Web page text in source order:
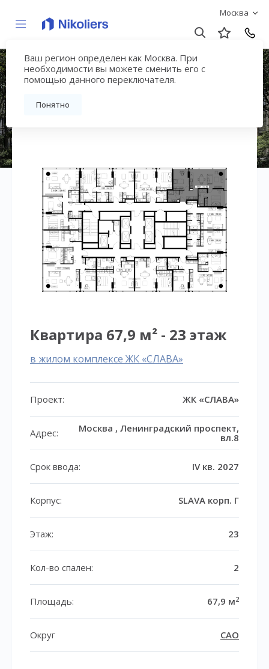
Москва
Ваш регион определен как Москва. При
необходимости вы можете сменить его с
помощью данного переключателя.
Понятно
ЖК «СЛАВА»
Вернуться на страницу жилого комплекса
Квартира 67,9 м² - 23 этаж
в жилом комплексе ЖК «СЛАВА»
Проект: ЖК «СЛАВА»
Адрес:
Москва , Ленинградский проспект,
вл.8
Срок ввода: IV кв. 2027
Корпус: SLAVA корп. Г
Этаж: 23
Кол-во спален: 2
Площадь: 67,9 м2
Округ САО